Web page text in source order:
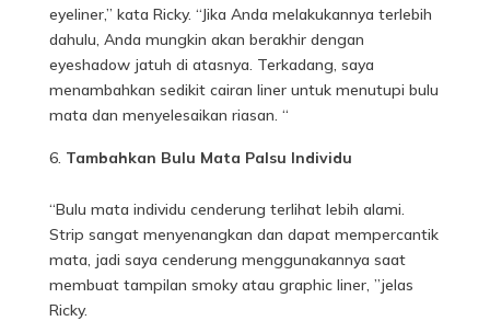
eyeliner,” kata Ricky. “Jika Anda melakukannya terlebih
dahulu, Anda mungkin akan berakhir dengan
eyeshadow jatuh di atasnya. Terkadang, saya
menambahkan sedikit cairan liner untuk menutupi bulu
mata dan menyelesaikan riasan. “
Tambahkan Bulu Mata Palsu Individu
“Bulu mata individu cenderung terlihat lebih alami.
Strip sangat menyenangkan dan dapat mempercantik
mata, jadi saya cenderung menggunakannya saat
membuat tampilan smoky atau graphic liner, ”jelas
Ricky.